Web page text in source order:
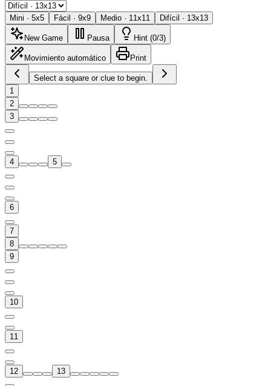
Mini · 5x5 Fácil · 9x9 Medio · 11x11 Difícil · 13x13
New Game Pausa Hint (0/3)
Movimiento automático Print
Select a square or clue to begin.
1
2
3
4 5
6
7
8
9
10
11
12 13